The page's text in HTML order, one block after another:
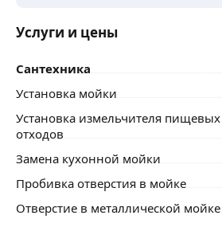
Услуги и цены
Сантехника
Установка мойки
Установка измельчителя пищевых
отходов
Замена кухонной мойки
Пробивка отверстия в мойке
Отверстие в металлической мойке